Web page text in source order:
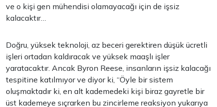
ve o kişi gen mühendisi olamayacağı için de işsiz
kalacaktır…
Doğru, yüksek teknoloji, az beceri gerektiren düşük ücretli
işleri ortadan kaldıracak ve yüksek maaşlı işler
yaratacaktır. Ancak Byron Reese, insanların işsiz kalacağı
tespitine katılmıyor ve diyor ki, “Öyle bir sistem
oluşmaktadır ki, en alt kademedeki kişi biraz gayretle bir
üst kademeye sıçrarken bu zincirleme reaksiyon yukarıya